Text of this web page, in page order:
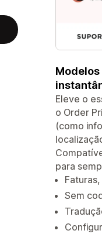
Eleve o
o Order
(como
para
Sem